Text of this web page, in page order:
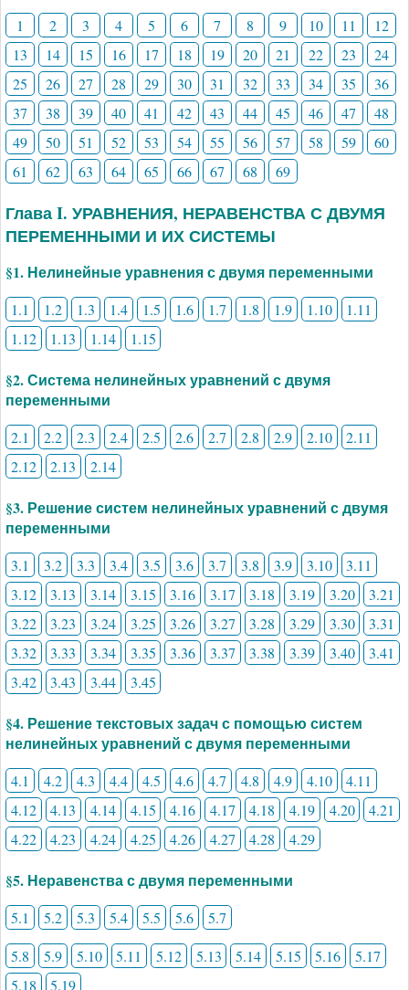
1 2 3 4 5 6 7 8 9 10 11
12
13
14 15 16 17 18 19 20 21 22 23
24
25
26 27 28 29 30 31 32 33 34 35
36
37
38 39 40 41 42 43 44 45 46 47
48
49
50 51 52 53 54 55 56 57 58 59
60
61
62 63 64 65 66 67 68 69
Глава I. УРАВНЕНИЯ, НЕРАВЕНСТВА С ДВУМЯ
ПЕРЕМЕННЫМИ И ИХ СИСТЕМЫ
§1. Нелинейные уравнения с двумя переменными
1.1 1.2 1.3 1.4 1.5 1.6 1.7 1.8 1.9 1.10
1.11
1.12
1.13 1.14 1.15
§2. Система нелинейных уравнений с двумя
переменными
2.1 2.2 2.3 2.4 2.5 2.6 2.7 2.8 2.9 2.10
2.11
2.12
2.13 2.14
§3. Решение систем нелинейных уравнений с двумя
переменными
3.1 3.2 3.3 3.4 3.5 3.6 3.7 3.8 3.9 3.10
3.11
3.12
3.13 3.14 3.15 3.16 3.17 3.18 3.19 3.20
3.21
3.22
3.23 3.24 3.25 3.26 3.27 3.28 3.29 3.30
3.31
3.32
3.33 3.34 3.35 3.36 3.37 3.38 3.39 3.40
3.41
3.42
3.43 3.44 3.45
§4. Решение текстовых задач с помощью систем
нелинейных уравнений с двумя переменными
4.1 4.2 4.3 4.4 4.5 4.6 4.7 4.8 4.9 4.10
4.11
4.12
4.13 4.14 4.15 4.16 4.17 4.18 4.19 4.20
4.21
4.22
4.23 4.24 4.25 4.26 4.27 4.28 4.29
§5. Неравенства с двумя переменными
5.1 5.2 5.3 5.4 5.5 5.6
5.7
5.8
5.9 5.10 5.11 5.12 5.13 5.14 5.15 5.16
5.17
5.18
5.19